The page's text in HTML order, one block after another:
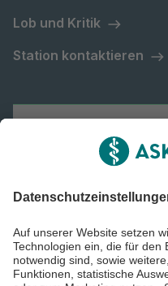
Lob und Kritik
Station kontaktieren
Asklepios Gruppe